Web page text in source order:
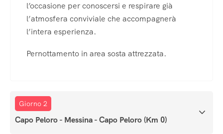
l’occasione per conoscersi e respirare già
l’atmosfera conviviale che accompagnerà
l’intera esperienza.
Pernottamento in area sosta attrezzata.
Giorno 2
Capo Peloro - Messina - Capo Peloro (Km 0)